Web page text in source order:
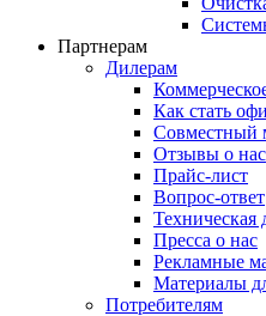
Партнерам
Дилерам
Как стать
Совместный
Отзывы о нас
Прайс-лист
Вопрос-ответ
Техническая
Пресса о нас
Рекламные
Материалы
Потребителям